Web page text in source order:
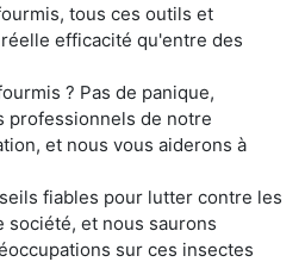
tous ces outils et
efficacité qu'entre des
? Pas de panique,
professionnels de notre
et nous vous aiderons à
fiables pour lutter contre les
société, et nous saurons
sur ces insectes